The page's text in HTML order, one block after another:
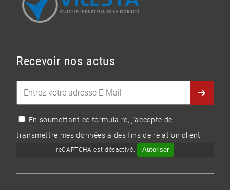
Recevoir nos actus
En soumettant ce formulaire, j'accepte de
transmettre mes données à des fins de relation client
reCAPTCHA est désactivé. Autoriser